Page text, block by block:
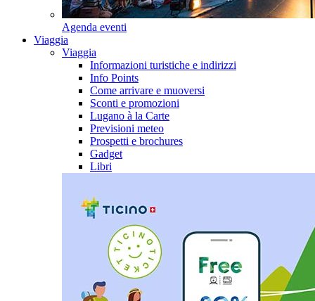
Agenda eventi
Viaggia
Viaggia
Informazioni turistiche e indirizzi
Info Points
Come arrivare e muoversi
Sconti e promozioni
Lugano à la Carte
Previsioni meteo
Prospetti e brochures
Gadget
Libri